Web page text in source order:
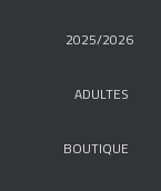
2025/2026
ADULTES
BOUTIQUE